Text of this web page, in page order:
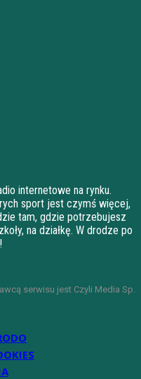
internetowe na rynku.
sport jest czymś więcej,
tam, gdzie potrzebujesz
na działkę. W drodze po
serwisu jest Czyli Media Sp.